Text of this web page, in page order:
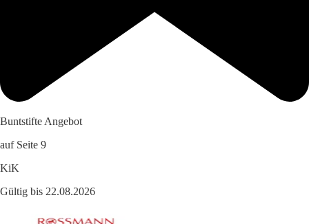
Buntstifte Angebot
auf Seite 9
KiK
Gültig bis 22.08.2026